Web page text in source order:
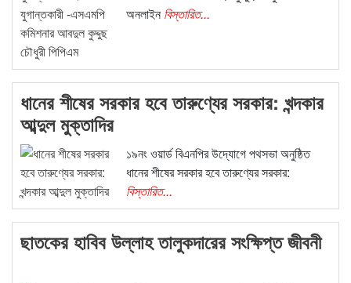
সিলেটে দৈনিক আমার দেশের বর্ষপূর্তি উদযাপন
সিলেটে স্মার্ট পুলিশিংয়ে আইন-শৃঙ্খলায় স্বস্তি : শ’ত দিনে কমিশনারের অর্জন
শহীদ ওসমান হাদীর রুহের মাগফেরাত কামনায় সিলেট অনলাইন প্রেসক্লাবের
প্রথম আলো ও ডেইলি স্টারের কার্যালয়ে হা ম লা, জেলায় জেলায় বিভিন্ন
সংগঠনের নি ন্দা ও প্র তি বা দ
অনলাইন বিস্তারিত...
ধানের শীষের সরকার হবে তারুণ্যের সরকার: খন্দকার
আব্দুল মুক্তাদির
১৯নং ওয়ার্ড বিএনপির উদ্যোগে পথসভা অনুষ্ঠিত
ধানের শীষের সরকার হবে তারুণ্যের সরকার:
বিস্তারিত...
ছাতকের হাবিব উল্লাহ তালুকদারের সংক্ষিপ্ত জীবনী